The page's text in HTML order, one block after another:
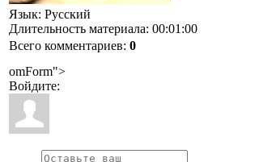
Язык: Русский
Длительность материала: 00:01:00
Всего комментариев: 0
omForm">
Войдите: